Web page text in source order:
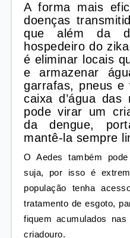
A forma mais
doenças
que além da
hospedeiro do
é eliminar locais
e armazenar
garrafas, pneus e
caixa d’água das
pode virar um
da dengue,
mantê-la sempre
O Aedes também
suja, por isso é
população tenha
tratamento de esgoto,
fiquem acumulados
criadouro.